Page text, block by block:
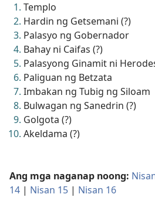
Templo
Hardin ng Getsemani (?)
Palasyo ng Gobernador
Bahay ni Caifas (?)
Palasyong Ginamit ni
Paliguan ng Betzata
Imbakan ng Tubig ng Siloam
Bulwagan ng Sanedrin (?)
Golgota (?)
Akeldama (?)
Ang mga naganap noong:
14 | Nisan 15 | Nisan 16